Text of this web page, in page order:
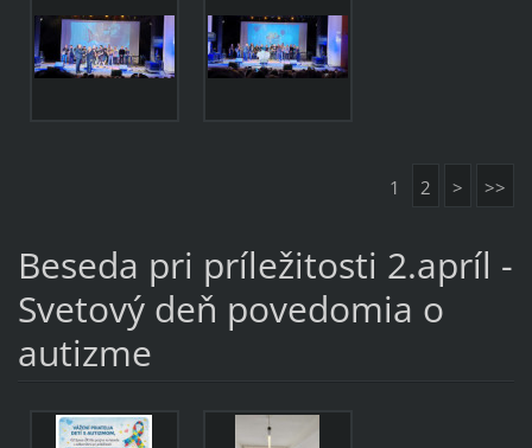
1 2 > >>
Beseda pri príležitosti 2.apríl -
Svetový deň povedomia o
autizme